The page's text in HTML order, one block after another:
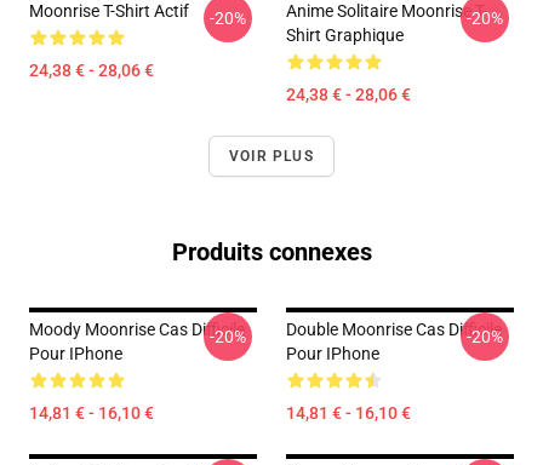
Moonrise T-Shirt Actif
24,38 € - 28,06 €
-20%
Anime Solitaire Moonrise T-
Shirt Graphique
24,38 € - 28,06 €
-20%
VOIR PLUS
Produits connexes
Moody Moonrise Cas Difficile
Pour IPhone
14,81 € - 16,10 €
-20%
Double Moonrise Cas Difficile
Pour IPhone
14,81 € - 16,10 €
-20%